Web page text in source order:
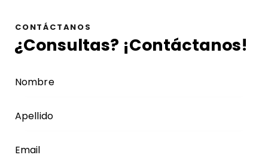
CONTÁCTANOS
¿Consultas? ¡Contáctanos!